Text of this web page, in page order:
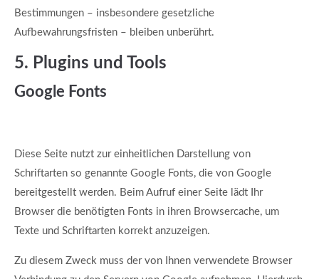
Bestimmungen – insbesondere gesetzliche
Aufbewahrungsfristen – bleiben unberührt.
5. Plugins und Tools
Google Fonts
Diese Seite nutzt zur einheitlichen Darstellung von
Schriftarten so genannte Google Fonts, die von Google
bereitgestellt werden. Beim Aufruf einer Seite lädt Ihr
Browser die benötigten Fonts in ihren Browsercache, um
Texte und Schriftarten korrekt anzuzeigen.
Zu diesem Zweck muss der von Ihnen verwendete Browser